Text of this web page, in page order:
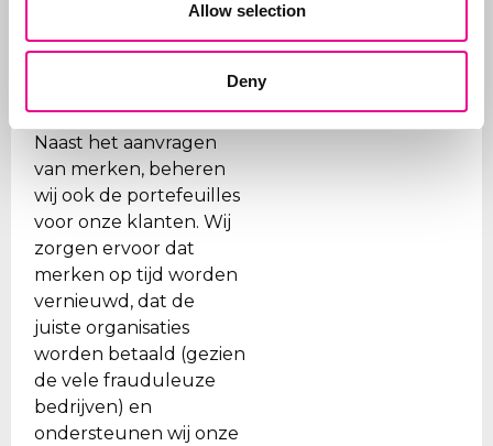
Allow selection
Deny
alle stappen, van eerste
advies wat aan te
vragen en hoe tot aan
Naast het aanvragen
van merken, beheren
wij ook de portefeuilles
voor onze klanten. Wij
zorgen ervoor dat
merken op tijd worden
vernieuwd, dat de
juiste organisaties
worden betaald (gezien
de vele frauduleuze
bedrijven) en
ondersteunen wij onze